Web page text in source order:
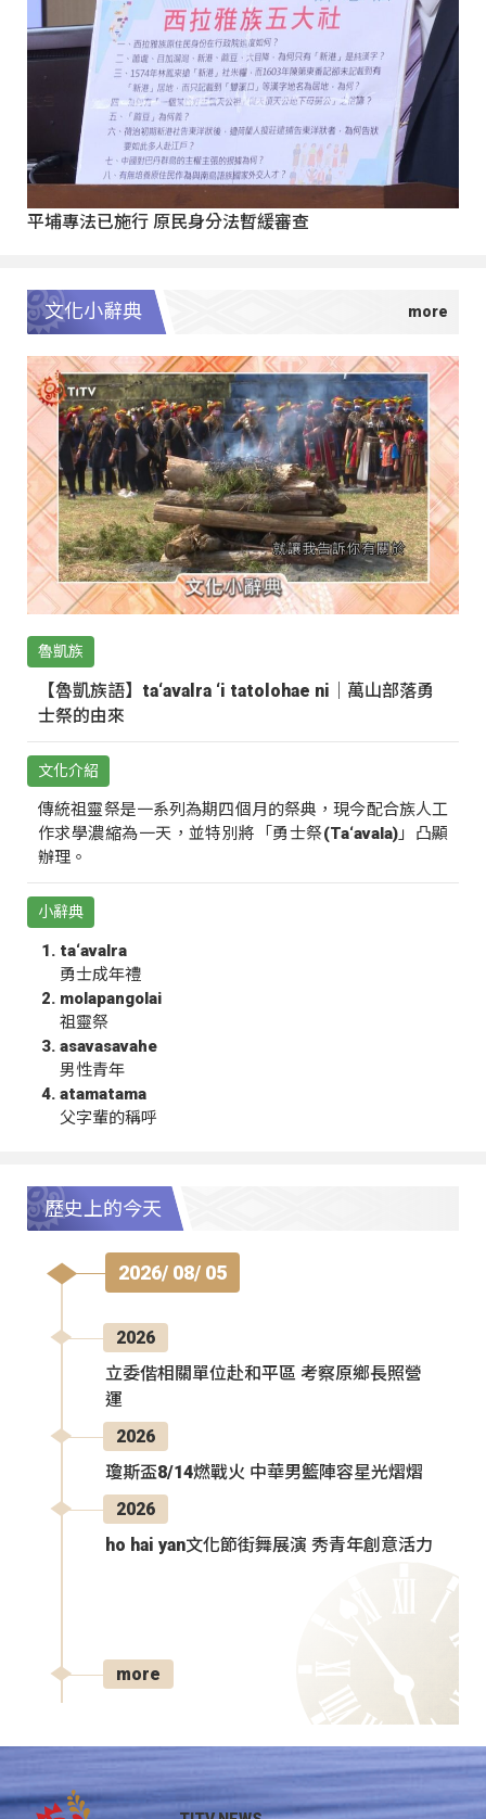
平埔專法已施行 原民身分法暫緩審查
文化小辭典
魯凱族
【魯凱族語】ta‘avalra ‘i tatolohae ni｜萬山部落勇
士祭的由來
文化介紹
傳統祖靈祭是一系列為期四個月的祭典，現今配合族人工
作求學濃縮為一天，並特別將「勇士祭(Ta‘avala)」凸顯
辦理。
小辭典
ta‘avalra
勇士成年禮
molapangolai
祖靈祭
asavasavahe
男性青年
atamatama
父字輩的稱呼
歷史上的今天
2026/ 08/ 05
2026
立委偕相關單位赴和平區 考察原鄉長照營
運
2026
瓊斯盃8/14燃戰火 中華男籃陣容星光熠熠
2026
ho hai yan文化節街舞展演 秀青年創意活力
more